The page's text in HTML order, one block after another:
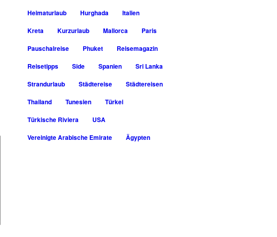
Heimaturlaub
Hurghada
Italien
Kreta
Kurzurlaub Mallorca
Paris
Pauschalreise
Phuket
Reisemagazin
Reisetipps
Side Spanien
Sri Lanka
Strandurlaub
Städtereise
Städtereisen
Thailand
Tunesien
Türkei
Türkische Riviera
USA
Vereinigte Arabische Emirate
Ägypten